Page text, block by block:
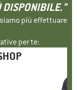
DISPONIBILE."
più effettuare
per te: